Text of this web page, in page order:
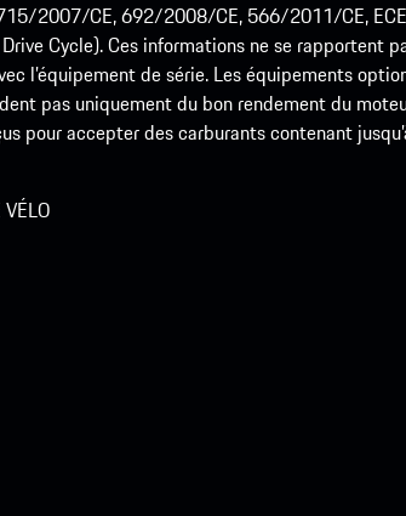
2007/CE, 692/2008/CE, 566/2011/CE,
Cycle). Ces informations ne se
l’équipement de série. Les équipements
pas uniquement du bon rendement du
pour accepter des carburants contenant